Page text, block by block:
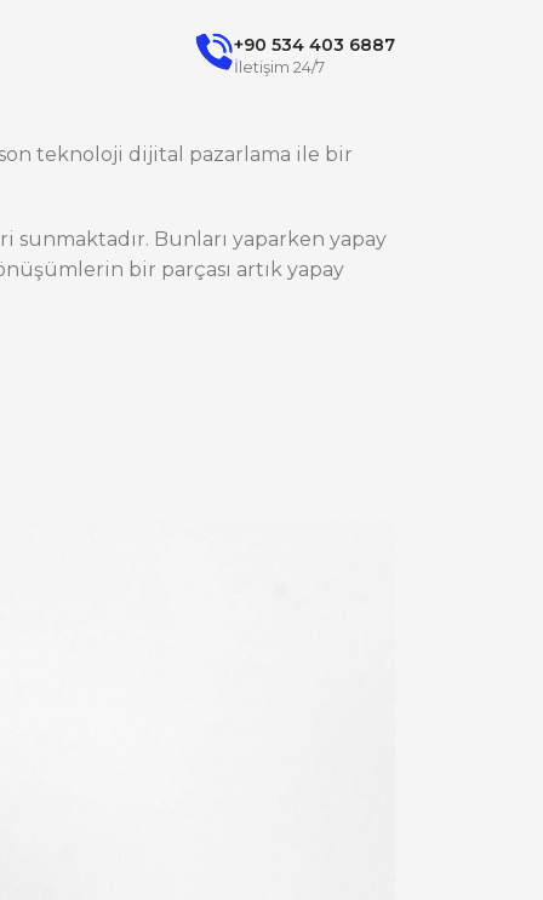
+90 534 403 6887
İletişim 24/7
teknoloji dijital pazarlama ile bir
Bunları yaparken yapay
bir parçası artık yapay